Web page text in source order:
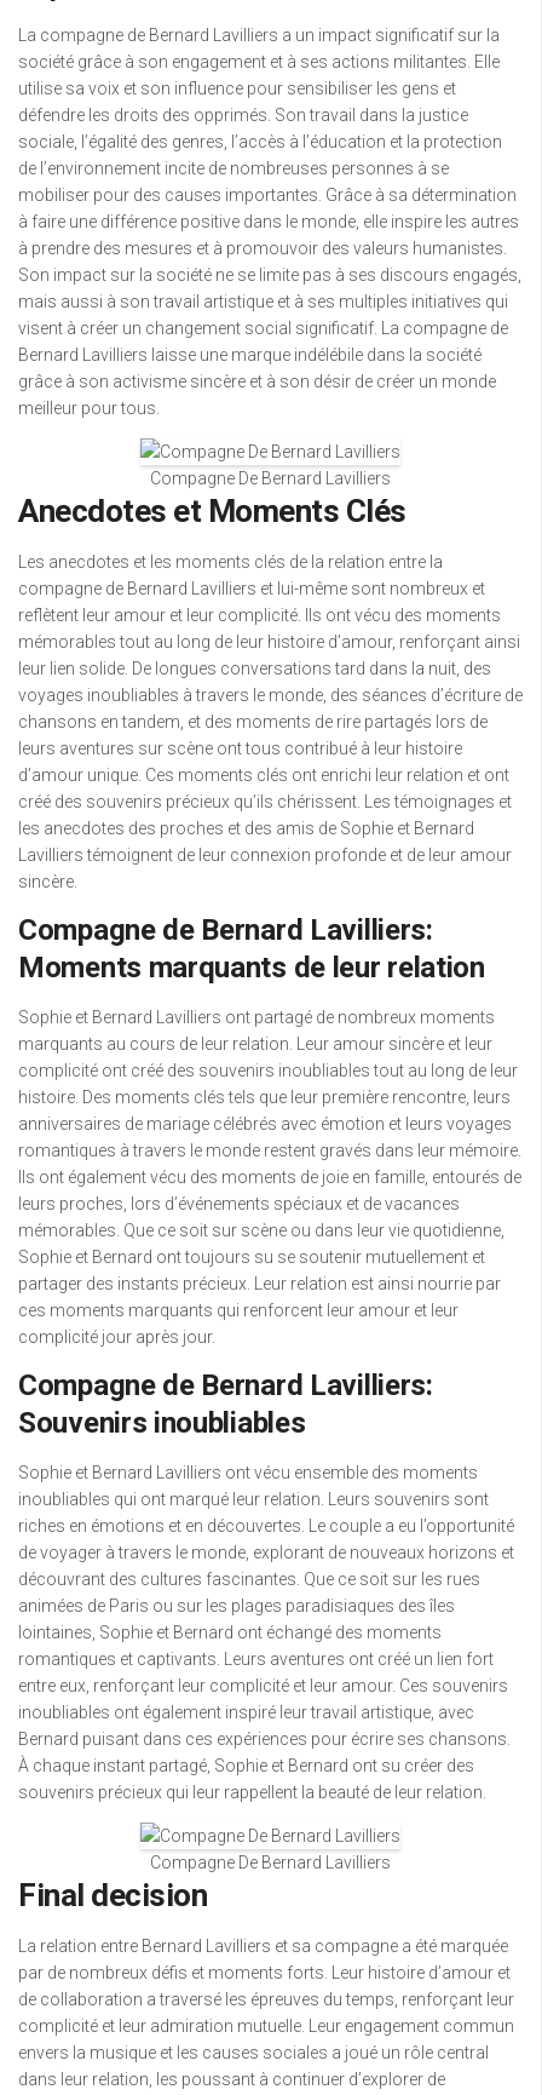
La compagne de Bernard Lavilliers a un impact significatif sur la
société grâce à son engagement et à ses actions militantes. Elle
utilise sa voix et son influence pour sensibiliser les gens et
défendre les droits des opprimés. Son travail dans la justice
sociale, l’égalité des genres, l’accès à l’éducation et la protection
de l’environnement incite de nombreuses personnes à se
mobiliser pour des causes importantes. Grâce à sa détermination
à faire une différence positive dans le monde, elle inspire les autres
à prendre des mesures et à promouvoir des valeurs humanistes.
Son impact sur la société ne se limite pas à ses discours engagés,
mais aussi à son travail artistique et à ses multiples initiatives qui
visent à créer un changement social significatif. La compagne de
Bernard Lavilliers laisse une marque indélébile dans la société
grâce à son activisme sincère et à son désir de créer un monde
meilleur pour tous.
Compagne De Bernard Lavilliers
Anecdotes et Moments Clés
Les anecdotes et les moments clés de la relation entre la
compagne de Bernard Lavilliers et lui-même sont nombreux et
reflètent leur amour et leur complicité. Ils ont vécu des moments
mémorables tout au long de leur histoire d’amour, renforçant ainsi
leur lien solide. De longues conversations tard dans la nuit, des
voyages inoubliables à travers le monde, des séances d’écriture de
chansons en tandem, et des moments de rire partagés lors de
leurs aventures sur scène ont tous contribué à leur histoire
d’amour unique. Ces moments clés ont enrichi leur relation et ont
créé des souvenirs précieux qu’ils chérissent. Les témoignages et
les anecdotes des proches et des amis de Sophie et Bernard
Lavilliers témoignent de leur connexion profonde et de leur amour
sincère.
Compagne de Bernard Lavilliers:
Moments marquants de leur relation
Sophie et Bernard Lavilliers ont partagé de nombreux moments
marquants au cours de leur relation. Leur amour sincère et leur
complicité ont créé des souvenirs inoubliables tout au long de leur
histoire. Des moments clés tels que leur première rencontre, leurs
anniversaires de mariage célébrés avec émotion et leurs voyages
romantiques à travers le monde restent gravés dans leur mémoire.
Ils ont également vécu des moments de joie en famille, entourés de
leurs proches, lors d’événements spéciaux et de vacances
mémorables. Que ce soit sur scène ou dans leur vie quotidienne,
Sophie et Bernard ont toujours su se soutenir mutuellement et
partager des instants précieux. Leur relation est ainsi nourrie par
ces moments marquants qui renforcent leur amour et leur
complicité jour après jour.
Compagne de Bernard Lavilliers:
Souvenirs inoubliables
Sophie et Bernard Lavilliers ont vécu ensemble des moments
inoubliables qui ont marqué leur relation. Leurs souvenirs sont
riches en émotions et en découvertes. Le couple a eu l’opportunité
de voyager à travers le monde, explorant de nouveaux horizons et
découvrant des cultures fascinantes. Que ce soit sur les rues
animées de Paris ou sur les plages paradisiaques des îles
lointaines, Sophie et Bernard ont échangé des moments
romantiques et captivants. Leurs aventures ont créé un lien fort
entre eux, renforçant leur complicité et leur amour. Ces souvenirs
inoubliables ont également inspiré leur travail artistique, avec
Bernard puisant dans ces expériences pour écrire ses chansons.
À chaque instant partagé, Sophie et Bernard ont su créer des
souvenirs précieux qui leur rappellent la beauté de leur relation.
Compagne De Bernard Lavilliers
Final decision
La relation entre Bernard Lavilliers et sa compagne a été marquée
par de nombreux défis et moments forts. Leur histoire d’amour et
de collaboration a traversé les épreuves du temps, renforçant leur
complicité et leur admiration mutuelle. Leur engagement commun
envers la musique et les causes sociales a joué un rôle central
dans leur relation, les poussant à continuer d’explorer de